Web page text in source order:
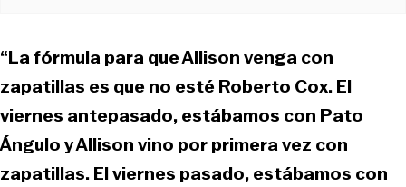
“La fórmula para que Allison venga con
zapatillas es que no esté Roberto Cox. El
viernes antepasado, estábamos con Pato
Ángulo y Allison vino por primera vez con
zapatillas. El viernes pasado, estábamos con